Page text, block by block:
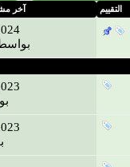
آخر
2024
بواسطة
2023
2023